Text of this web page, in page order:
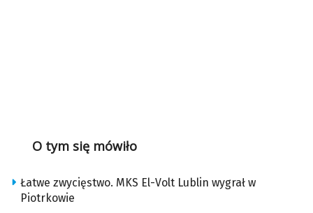
O tym się mówiło
Łatwe zwycięstwo. MKS El-Volt Lublin wygrał w
Piotrkowie